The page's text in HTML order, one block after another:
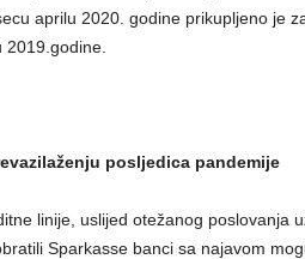
aprilu 2020. godine prikupljeno je
posljedica pandemije
linije, uslijed otežanog poslovanja
Sparkasse banci sa najavom